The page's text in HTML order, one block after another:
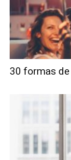
30 formas